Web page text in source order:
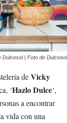
Dulcesol | Foto de Dulcesol
deVicky
‘Hazlo Dulce‘,
a encontrar
vida con una